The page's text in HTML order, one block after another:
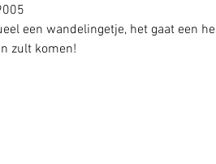
een wandelingetje, het gaat een
zult komen!